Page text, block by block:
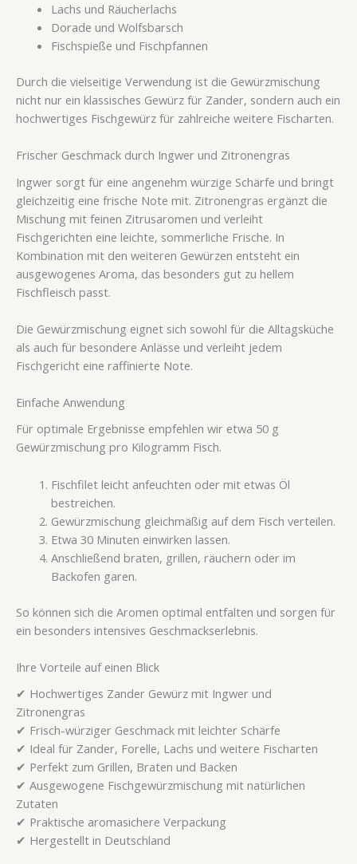
Lachs und Räucherlachs
Dorade und Wolfsbarsch
Fischspieße und Fischpfannen
Durch die vielseitige Verwendung ist die Gewürzmischung
nicht nur ein klassisches Gewürz für Zander, sondern auch ein
hochwertiges Fischgewürz für zahlreiche weitere Fischarten.
Frischer Geschmack durch Ingwer und Zitronengras
Ingwer sorgt für eine angenehm würzige Schärfe und bringt
gleichzeitig eine frische Note mit. Zitronengras ergänzt die
Mischung mit feinen Zitrusaromen und verleiht
Fischgerichten eine leichte, sommerliche Frische. In
Kombination mit den weiteren Gewürzen entsteht ein
ausgewogenes Aroma, das besonders gut zu hellem
Fischfleisch passt.
Die Gewürzmischung eignet sich sowohl für die Alltagsküche
als auch für besondere Anlässe und verleiht jedem
Fischgericht eine raffinierte Note.
Einfache Anwendung
Für optimale Ergebnisse empfehlen wir etwa 50 g
Gewürzmischung pro Kilogramm Fisch.
Fischfilet leicht anfeuchten oder mit etwas Öl
bestreichen.
Gewürzmischung gleichmäßig auf dem Fisch verteilen.
Etwa 30 Minuten einwirken lassen.
Anschließend braten, grillen, räuchern oder im
Backofen garen.
So können sich die Aromen optimal entfalten und sorgen für
ein besonders intensives Geschmackserlebnis.
Ihre Vorteile auf einen Blick
✔ Hochwertiges Zander Gewürz mit Ingwer und
Zitronengras
✔ Frisch-würziger Geschmack mit leichter Schärfe
✔ Ideal für Zander, Forelle, Lachs und weitere Fischarten
✔ Perfekt zum Grillen, Braten und Backen
✔ Ausgewogene Fischgewürzmischung mit natürlichen
Zutaten
✔ Praktische aromasichere Verpackung
✔ Hergestellt in Deutschland